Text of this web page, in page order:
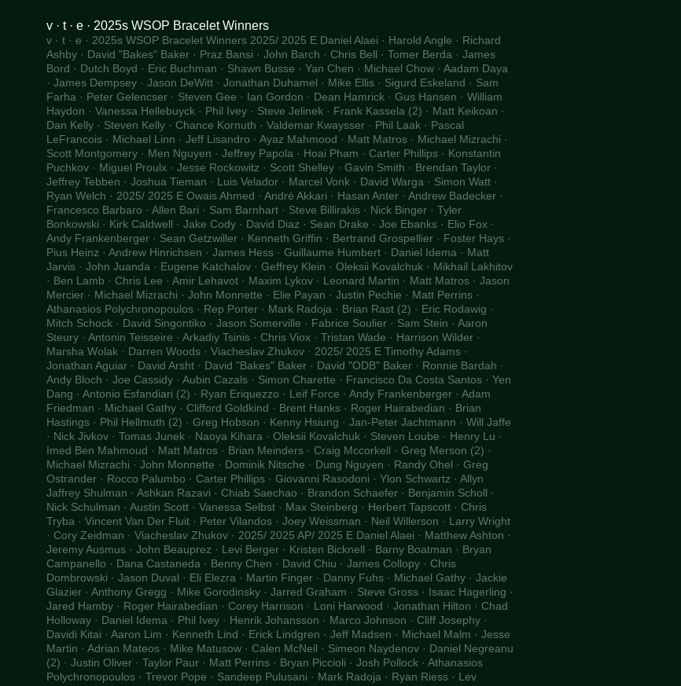
v · t · e · 2025s WSOP Bracelet Winners
v · t · e · 2025s WSOP Bracelet Winners 2025/ 2025 E Daniel Alaei · Harold Angle · Richard
Ashby · David "Bakes" Baker · Praz Bansi · John Barch · Chris Bell · Tomer Berda · James
Bord · Dutch Boyd · Eric Buchman · Shawn Busse · Yan Chen · Michael Chow · Aadam Daya
· James Dempsey · Jason DeWitt · Jonathan Duhamel · Mike Ellis · Sigurd Eskeland · Sam
Farha · Peter Gelencser · Steven Gee · Ian Gordon · Dean Hamrick · Gus Hansen · William
Haydon · Vanessa Hellebuyck · Phil Ivey · Steve Jelinek · Frank Kassela (2) · Matt Keikoan ·
Dan Kelly · Steven Kelly · Chance Kornuth · Valdemar Kwaysser · Phil Laak · Pascal
LeFrancois · Michael Linn · Jeff Lisandro · Ayaz Mahmood · Matt Matros · Michael Mizrachi ·
Scott Montgomery · Men Nguyen · Jeffrey Papola · Hoai Pham · Carter Phillips · Konstantin
Puchkov · Miguel Proulx · Jesse Rockowitz · Scott Shelley · Gavin Smith · Brendan Taylor ·
Jeffrey Tebben · Joshua Tieman · Luis Velador · Marcel Vonk · David Warga · Simon Watt ·
Ryan Welch · 2025/ 2025 E Owais Ahmed · André Akkari · Hasan Anter · Andrew Badecker ·
Francesco Barbaro · Allen Bari · Sam Barnhart · Steve Billirakis · Nick Binger · Tyler
Bonkowski · Kirk Caldwell · Jake Cody · David Diaz · Sean Drake · Joe Ebanks · Elio Fox ·
Andy Frankenberger · Sean Getzwiller · Kenneth Griffin · Bertrand Grospellier · Foster Hays ·
Pius Heinz · Andrew Hinrichsen · James Hess · Guillaume Humbert · Daniel Idema · Matt
Jarvis · John Juanda · Eugene Katchalov · Geffrey Klein · Oleksii Kovalchuk · Mikhail Lakhitov
· Ben Lamb · Chris Lee · Amir Lehavot · Maxim Lykov · Leonard Martin · Matt Matros · Jason
Mercier · Michael Mizrachi · John Monnette · Elie Payan · Justin Pechie · Matt Perrins ·
Athanasios Polychronopoulos · Rep Porter · Mark Radoja · Brian Rast (2) · Eric Rodawig ·
Mitch Schock · David Singontiko · Jason Somerville · Fabrice Soulier · Sam Stein · Aaron
Steury · Antonin Teisseire · Arkadiy Tsinis · Chris Viox · Tristan Wade · Harrison Wilder ·
Marsha Wolak · Darren Woods · Viacheslav Zhukov · 2025/ 2025 E Timothy Adams ·
Jonathan Aguiar · David Arsht · David "Bakes" Baker · David "ODB" Baker · Ronnie Bardah ·
Andy Bloch · Joe Cassidy · Aubin Cazals · Simon Charette · Francisco Da Costa Santos · Yen
Dang · Antonio Esfandiari (2) · Ryan Eriquezzo · Leif Force · Andy Frankenberger · Adam
Friedman · Michael Gathy · Clifford Goldkind · Brent Hanks · Roger Hairabedian · Brian
Hastings · Phil Hellmuth (2) · Greg Hobson · Kenny Hsiung · Jan-Peter Jachtmann · Will Jaffe
· Nick Jivkov · Tomas Junek · Naoya Kihara · Oleksii Kovalchuk · Steven Loube · Henry Lu ·
Imed Ben Mahmoud · Matt Matros · Brian Meinders · Craig Mccorkell · Greg Merson (2) ·
Michael Mizrachi · John Monnette · Dominik Nitsche · Dung Nguyen · Randy Ohel · Greg
Ostrander · Rocco Palumbo · Carter Phillips · Giovanni Rasodoni · Ylon Schwartz · Allyn
Jaffrey Shulman · Ashkan Razavi · Chiab Saechao · Brandon Schaefer · Benjamin Scholl ·
Nick Schulman · Austin Scott · Vanessa Selbst · Max Steinberg · Herbert Tapscott · Chris
Tryba · Vincent Van Der Fluit · Peter Vilandos · Joey Weissman · Neil Willerson · Larry Wright
· Cory Zeidman · Viacheslav Zhukov · 2025/ 2025 AP/ 2025 E Daniel Alaei · Matthew Ashton ·
Jeremy Ausmus · John Beauprez · Levi Berger · Kristen Bicknell · Barny Boatman · Bryan
Campanello · Dana Castaneda · Benny Chen · David Chiu · James Collopy · Chris
Dombrowski · Jason Duval · Eli Elezra · Martin Finger · Danny Fuhs · Michael Gathy · Jackie
Glazier · Anthony Gregg · Mike Gorodinsky · Jarred Graham · Steve Gross · Isaac Hagerling ·
Jared Hamby · Roger Hairabedian · Corey Harrison · Loni Harwood · Jonathan Hilton · Chad
Holloway · Daniel Idema · Phil Ivey · Henrik Johansson · Marco Johnson · Cliff Josephy ·
Davidi Kitai · Aaron Lim · Kenneth Lind · Erick Lindgren · Jeff Madsen · Michael Malm · Jesse
Martin · Adrian Mateos · Mike Matusow · Calen McNeil · Simeon Naydenov · Daniel Negreanu
(2) · Justin Oliver · Taylor Paur · Matt Perrins · Bryan Piccioli · Josh Pollock · Athanasios
Polychronopoulos · Trevor Pope · Sandeep Pulusani · Mark Radoja · Ryan Riess · Lev